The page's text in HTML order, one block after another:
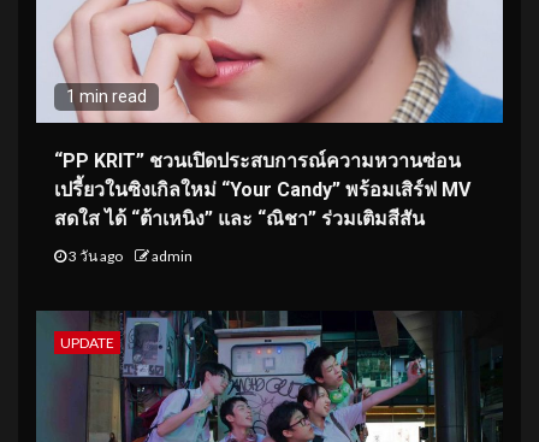
1 min read
“PP KRIT” ชวนเปิดประสบการณ์ความหวานซ่อน
เปรี้ยวในซิงเกิลใหม่ “Your Candy” พร้อมเสิร์ฟ MV
สดใส ได้ “ต้าเหนิง” และ “ณิชา” ร่วมเติมสีสัน
3 วัน ago admin
UPDATE